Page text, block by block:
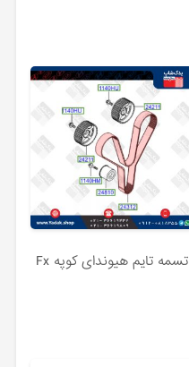
تسمه تایم هیوندای کوپه Fx